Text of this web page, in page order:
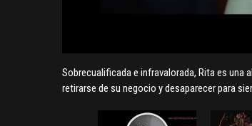
Sobrecualificada e infravalorada, Rita es una
retirarse de su negocio y desaparecer para